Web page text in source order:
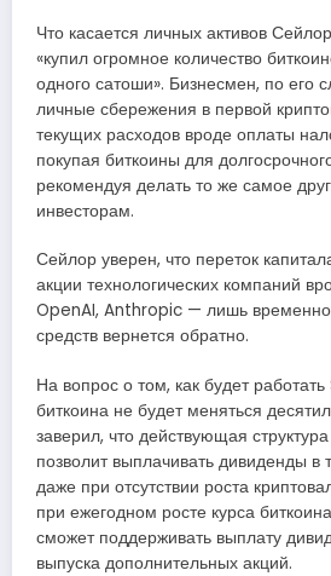
Что касается личных активов
«купил огромное количество
одного сатоши». Бизнесмен, по его
личные сбережения в первой
текущих расходов вроде оплаты
покупая биткоины для
рекомендуя делать то же самое
инвесторам.
Сейлор уверен, что переток
акции технологических компаний
OpenAI, Anthropic — лишь
средств вернется обратно.
На вопрос о том, как будет
биткоина не будет меняться
заверил, что действующая
позволит выплачивать дивиденды
даже при отсутствии роста
при ежегодном росте курса
сможет поддерживать выплату
выпуска дополнительных акций.